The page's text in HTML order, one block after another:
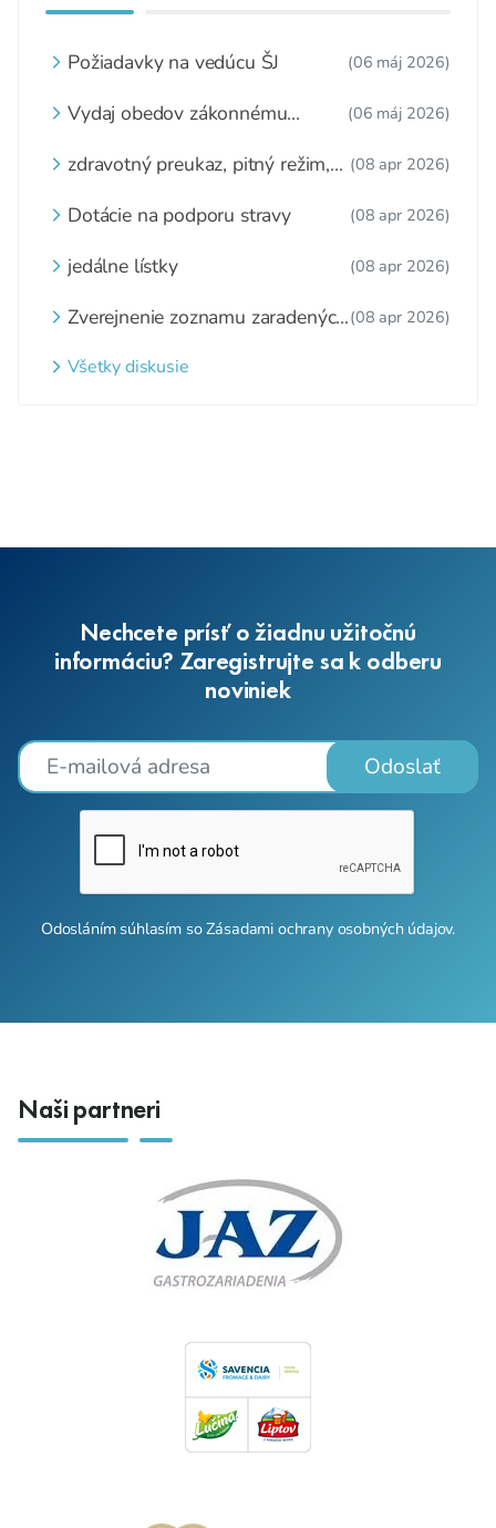
Požiadavky na vedúcu ŠJ (06 máj 2026)
Vydaj obedov zákonnému
(06 máj 2026)
zdravotný preukaz, pitný režim,
(08 apr 2026)
Dotácie na podporu stravy (08 apr 2026)
jedálne lístky (08 apr 2026)
Zverejnenie zoznamu zaradených
webovom sídle
(08 apr 2026)
Všetky diskusie
Nechcete prísť o žiadnu užitočnú
informáciu? Zaregistrujte sa k odberu
noviniek
Odoslať
Odosláním súhlasím soZásadami ochrany osobných údajov.
Naši partneri